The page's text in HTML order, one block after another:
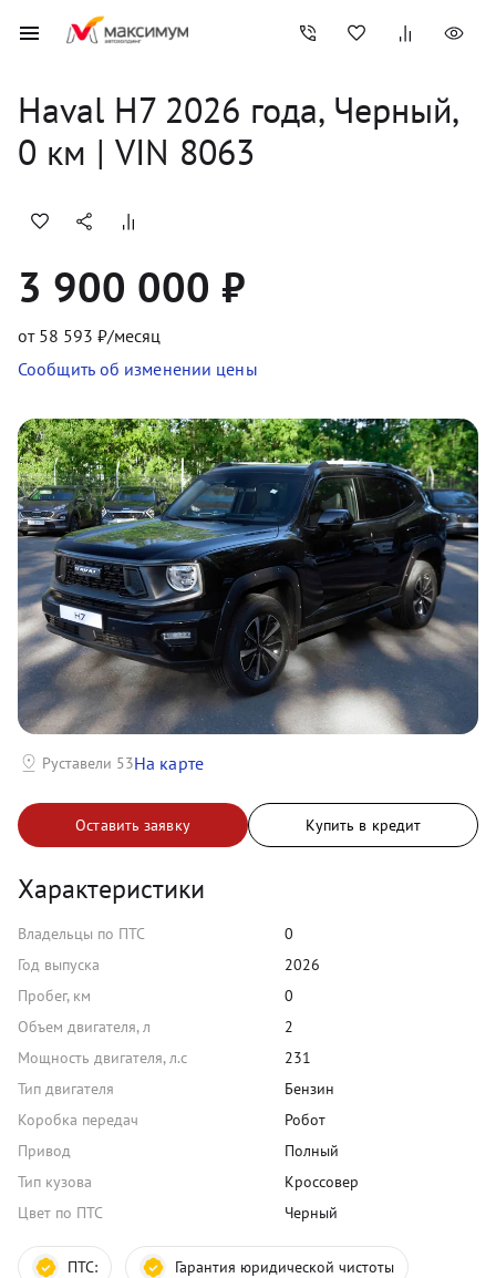
Haval H7 2026 года, Черный,
0 км | VIN 8063
3 900 000 ₽
от 58 593 ₽/месяц
Сообщить об изменении цены
Оставить заявку Купить в кредит
Характеристики
Владельцы по ПТС
0
Год выпуска
2026
Пробег, км
0
Объем двигателя, л
2
Мощность двигателя, л.с
231
Тип двигателя
Бензин
Коробка передач
Робот
Привод
Полный
Тип кузова
Кроссовер
Цвет по ПТС
Черный
ПТС: Гарантия юридической чистоты
Руставели 53На карте